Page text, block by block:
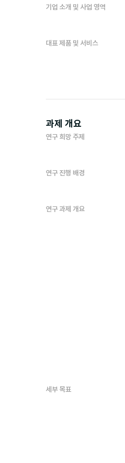
기업 소개 및 사업 영역
대표 제품 및 서비스
과제 개요
연구 희망 주제
연구 진행 배경
연구 과제 개요
세부 목표